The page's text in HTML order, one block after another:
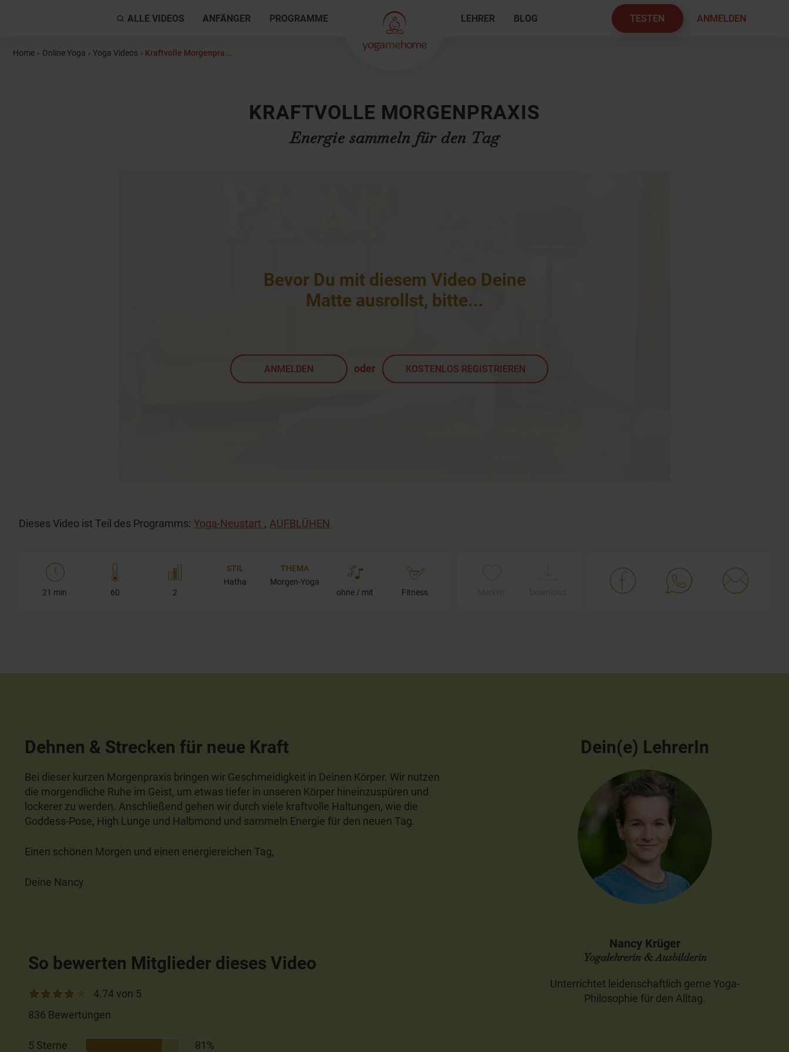
ALLE VIDEOS ANFÄNGER PROGRAMME LEHRER BLOG TESTEN ANMELDEN
Home › Online Yoga › Yoga Videos › Kraftvolle Morgenpra...
KRAFTVOLLE MORGENPRAXIS
Energie sammeln für den Tag
Bevor Du mit diesem Video Deine
Matte ausrollst, bitte...
ANMELDEN oder KOSTENLOS REGISTRIEREN
Dieses Video ist Teil des Programms: Yoga-Neustart , AUFBLÜHEN
21 min 60 2
STIL
Hatha
THEMA
Morgen-Yoga
ohne / mit
Fitness
Dehnen & Strecken für neue Kraft
Bei dieser kurzen Morgenpraxis bringen wir Geschmeidigkeit in Deinen Körper. Wir nutzen
die morgendliche Ruhe im Geist, um etwas tiefer in unseren Körper hineinzuspüren und
lockerer zu werden. Anschließend gehen wir durch viele kraftvolle Haltungen, wie die
Goddess-Pose, High Lunge und Halbmond und sammeln Energie für den neuen Tag.
Einen schönen Morgen und einen energiereichen Tag,
Deine Nancy
So bewerten Mitglieder dieses Video
4.74 von 5
836 Bewertungen
5 Sterne
81%
Dein(e) LehrerIn
Nancy Krüger
Yogalehrerin & Ausbilderin
Unterrichtet leidenschaftlich gerne Yoga-
Philosophie für den Alltag.